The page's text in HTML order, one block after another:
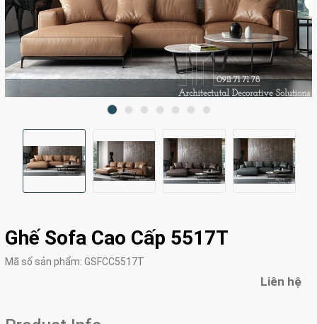
Ghế Sofa Cao Cấp 5517T
Mã số sản phẩm: GSFCC5517T
Liên hệ